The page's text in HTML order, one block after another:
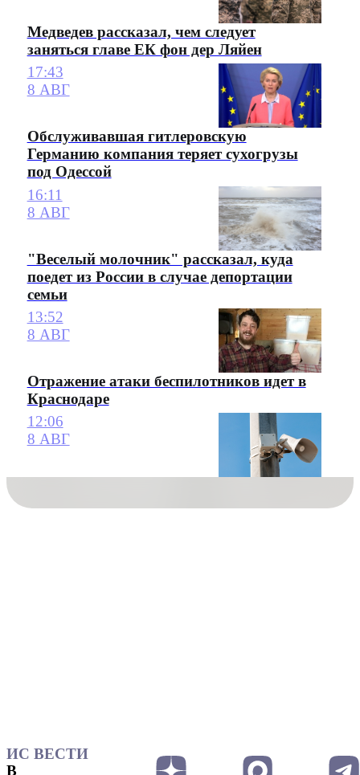
Медведев рассказал, чем следует
заняться главе ЕК фон дер Ляйен
17:43
8 АВГ
Обслуживавшая гитлеровскую
Германию компания теряет сухогрузы
под Одессой
16:11
8 АВГ
"Веселый молочник" рассказал, куда
поедет из России в случае депортации
семьи
13:52
8 АВГ
Отражение атаки беспилотников идет в
Краснодаре
12:06
8 АВГ
ИС ВЕСТИ
В